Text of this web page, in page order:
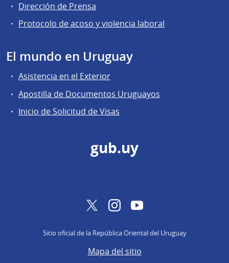
Dirección de Prensa
Protocolo de acoso y violencia laboral
El mundo en Uruguay
Asistencia en el Exterior
Apostilla de Documentos Uruguayos
Inicio de Solicitud de Visas
gub.uy
TwitterInstagramYouTube
Sitio oficial de la República Oriental del Uruguay
Mapa del sitio